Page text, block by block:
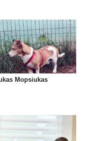
Mopsiukas